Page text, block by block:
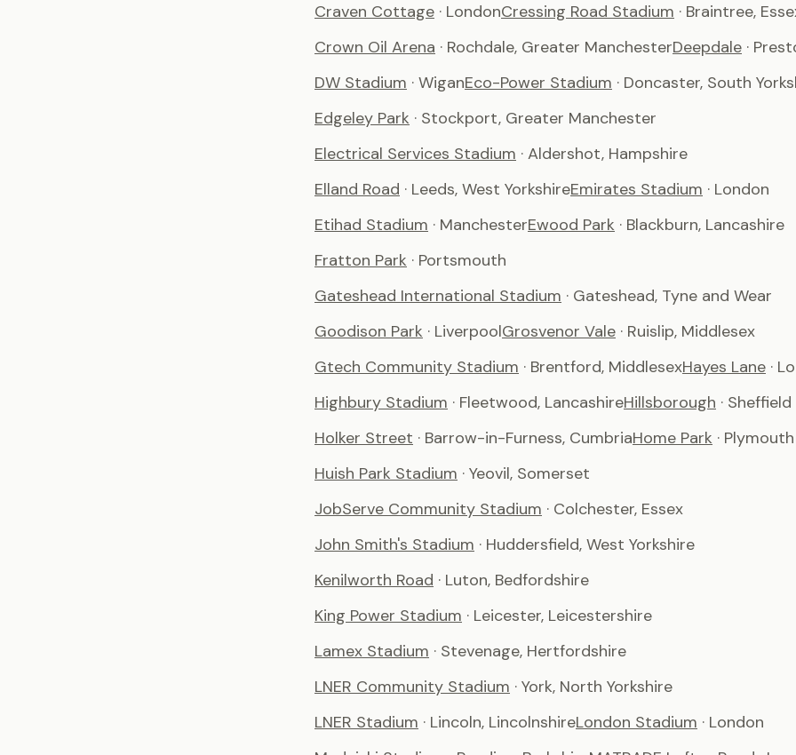
Craven Cottage · LondonCressing Road Stadium · Braintree,
Crown Oil Arena · Rochdale, Greater ManchesterDeepdale ·
DW Stadium · WiganEco-Power Stadium · Doncaster, South
Edgeley Park · Stockport, Greater Manchester
Electrical Services Stadium · Aldershot, Hampshire
Elland Road · Leeds, West YorkshireEmirates Stadium · London
Etihad Stadium · ManchesterEwood Park · Blackburn, Lancashire
Fratton Park · Portsmouth
Gateshead International Stadium · Gateshead, Tyne and Wear
Goodison Park · LiverpoolGrosvenor Vale · Ruislip, Middlesex
Gtech Community Stadium · Brentford, MiddlesexHayes Lane ·
Highbury Stadium · Fleetwood, LancashireHillsborough · Sheffield
Holker Street · Barrow-in-Furness, CumbriaHome Park · Plymouth
Huish Park Stadium · Yeovil, Somerset
JobServe Community Stadium · Colchester, Essex
John Smith's Stadium · Huddersfield, West Yorkshire
Kenilworth Road · Luton, Bedfordshire
King Power Stadium · Leicester, Leicestershire
Lamex Stadium · Stevenage, Hertfordshire
LNER Community Stadium · York, North Yorkshire
LNER Stadium · Lincoln, LincolnshireLondon Stadium · London